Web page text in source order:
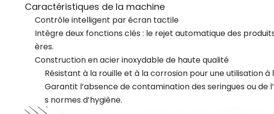
Caractéristiques de la machine
Contrôle intelligent par écran tactile
Intègre deux fonctions clés : le rejet automatique des
ères.
Construction en acier inoxydable de haute qualité
Résistant à la rouille et à la corrosion pour une utilisation à
Garantit l’absence de contamination des seringues ou
s normes d’hygiène.